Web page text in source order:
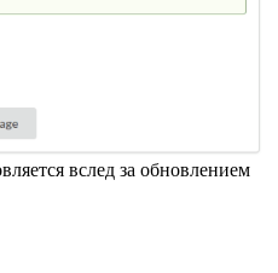
вслед за обновлением